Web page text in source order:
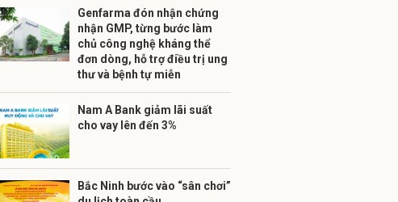
Genfarma đón nhận chứng
nhận GMP, từng bước làm
chủ công nghệ kháng thể
đơn dòng, hỗ trợ điều trị ung
thư và bệnh tự miễn
Nam A Bank giảm lãi suất
cho vay lên đến 3%
Bắc Ninh bước vào “sân chơi”
Gửi